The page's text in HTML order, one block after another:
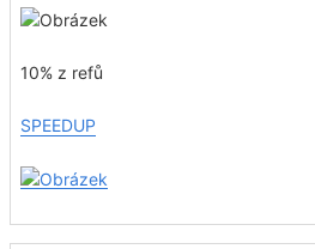
10% z refů
SPEEDUP